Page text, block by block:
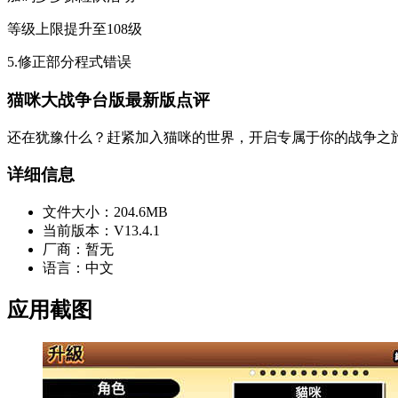
等级上限提升至108级
5.修正部分程式错误
猫咪大战争台版最新版点评
还在犹豫什么？赶紧加入猫咪的世界，开启专属于你的战争之
详细信息
文件大小： 204.6MB
当前版本： V13.4.1
厂商： 暂无
语言： 中文
应用截图